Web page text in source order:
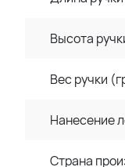
Высота
Вес ручки
Нанесение
Страна